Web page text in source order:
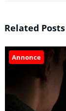
Related Posts
Annonce